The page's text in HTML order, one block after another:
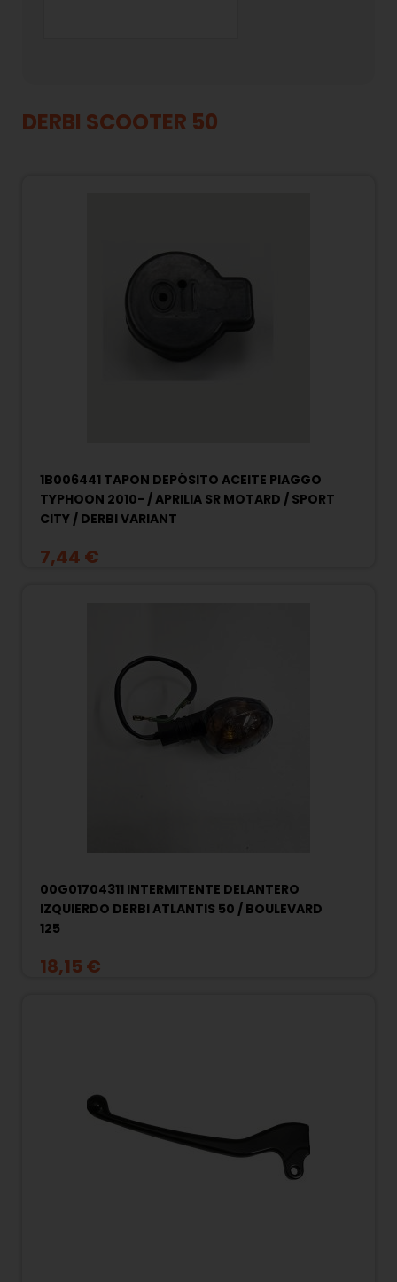
DERBI SCOOTER 50
1B006441 TAPON DEPÓSITO ACEITE PIAGGO
TYPHOON 2010- / APRILIA SR MOTARD / SPORT
CITY / DERBI VARIANT
7,44 €
00G01704311 INTERMITENTE DELANTERO
IZQUIERDO DERBI ATLANTIS 50 / BOULEVARD
125
18,15 €